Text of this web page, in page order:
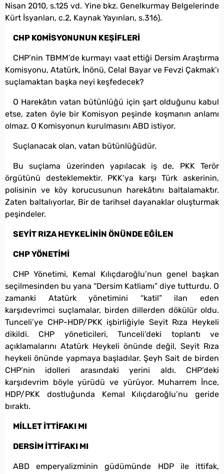
Nisan 2010, s.125 vd. Yine bkz. Genelkurmay Belgelerinde
Kürt İsyanları, c.2, Kaynak Yayınları, s.316).
CHP KOMİSYONUNUN KEŞİFLERİ
CHP’nin TBMM’de kurmayı vaat ettiği Dersim Araştırma
Komisyonu, Atatürk, İnönü, Celal Bayar ve Fevzi Çakmak’ı
suçlamaktan başka neyi keşfedecek?
O Harekâtın vatan bütünlüğü için şart olduğunu kabul
etse, zaten öyle bir Komisyon peşinde koşmanın anlamı
olmaz. O Komisyonun kurulmasını ABD istiyor.
Suçlanacak olan, vatan bütünlüğüdür.
Bu suçlama üzerinden yapılacak iş de, PKK Terör
örgütünü desteklemektir. PKK’ya karşı Türk askerinin,
polisinin ve köy korucusunun harekâtını baltalamaktır.
Zaten baltalıyorlar, Bir de tarihsel dayanaklar oluşturmak
peşindeler.
SEYİT RIZA HEYKELİNİN ÖNÜNDE EĞİLEN
CHP YÖNETİMİ
CHP Yönetimi, Kemal Kılıçdaroğlu’nun genel başkan
seçilmesinden bu yana “Dersim Katliamı” diye tutturdu. O
zamanki Atatürk yönetimini “katil” ilan eden
karşıdevrimci suçlamalar, birden dillerden dökülür oldu.
Tunceli’ye CHP-HDP/PKK işbirliğiyle Seyit Rıza Heykeli
dikildi. CHP yöneticileri, Tunceli’deki toplantı ve
açıklamalarını Atatürk Heykeli önünde değil, Seyit Rıza
heykeli önünde yapmaya başladılar. Şeyh Sait de birden
CHP’nin idolleri arasındaki yerini aldı. CHP’deki
karşıdevrim böyle yürüdü ve yürüyor. Muharrem İnce,
HDP/PKK dostluğunda Kemal Kılıçdaroğlu’nu geride
bıraktı.
MİLLET İTTİFAKI MI
DERSİM İTTİFAKI MI
ABD emperyalizminin güdümünde HDP ile ittifak,